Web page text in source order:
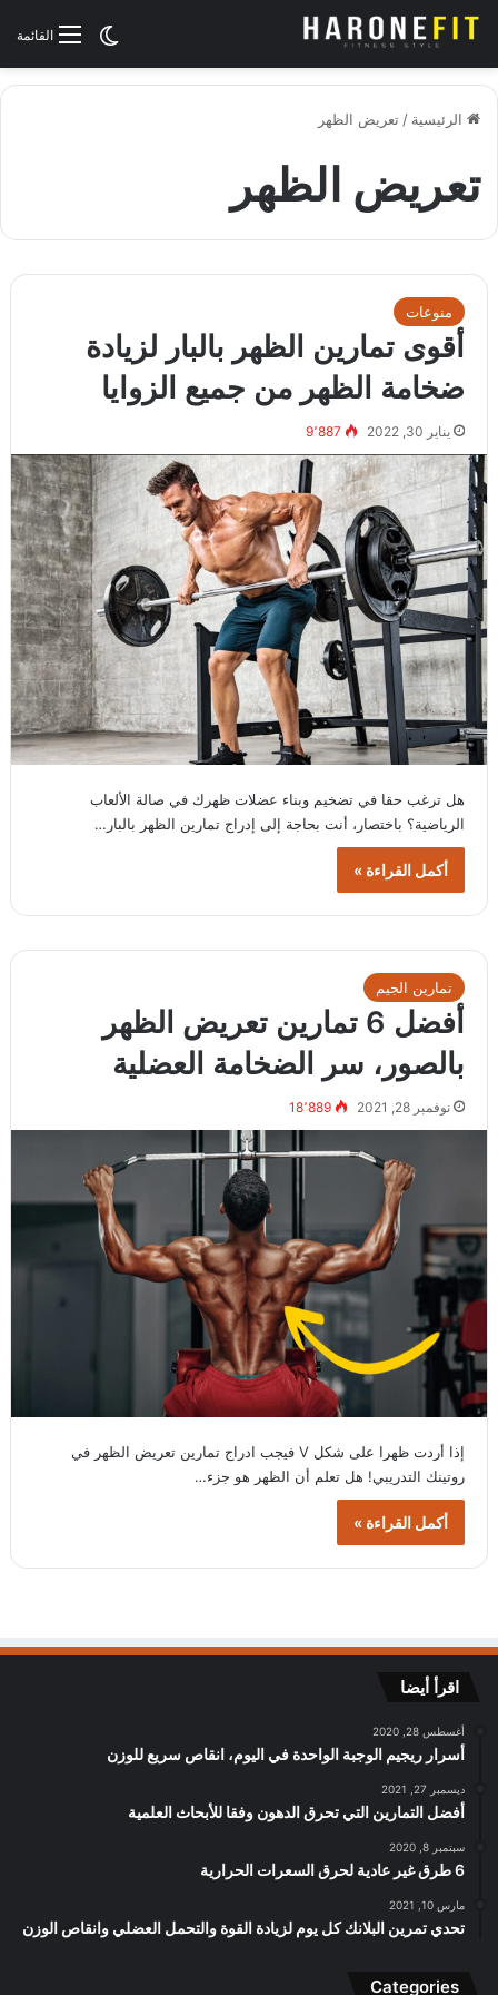
القائمةالوضع
الرئيسية / تعريض الظهر
تعريض الظهر
منوعات
أقوى تمارين الظهر بالبار لزيادة
ضخامة الظهر من جميع الزوايا
يناير 30, 2022 9٬887
هل ترغب حقا في تضخيم وبناء عضلات ظهرك في صالة الألعاب
الرياضية؟ باختصار، أنت بحاجة إلى إدراج تمارين الظهر بالبار…
أكمل القراءة »
تمارين الجيم
أفضل 6 تمارين تعريض الظهر
بالصور، سر الضخامة العضلية
نوفمبر 28, 2021 18٬889
إذا أردت ظهرا على شكل V فيجب ادراج تمارين تعريض الظهر في
روتينك التدريبي! هل تعلم أن الظهر هو جزء…
أكمل القراءة »
اقرأ أيضا
أغسطس 28, 2020
أسرار ريجيم الوجبة الواحدة في اليوم، انقاص سريع للوزن
ديسمبر 27, 2021
أفضل التمارين التي تحرق الدهون وفقا للأبحاث العلمية
سبتمبر 8, 2020
6 طرق غير عادية لحرق السعرات الحرارية
مارس 10, 2021
تحدي تمرين البلانك كل يوم لزيادة القوة والتحمل العضلي وانقاص الوزن
Categories